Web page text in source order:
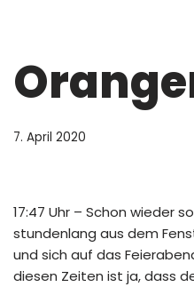
7. April 2020
17:47 Uhr – Schon wieder
stundenlang aus dem
und sich auf das
diesen Zeiten ist ja, dass